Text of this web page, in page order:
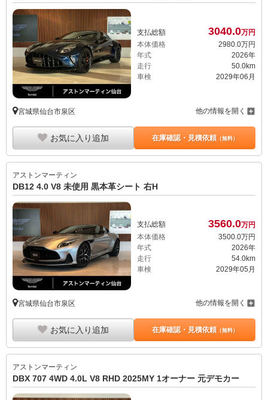
支払総額 3040.0万円
本体価格
2980.0万円
年式
2026年
走行
50.0km
車検
2029年06月
宮城県仙台市泉区 他の情報を開く
お気に入り追加 在庫確認・見積依頼（無料）
アストンマーティン
DB12 4.0 V8 未使用 黒本革シート 右H
支払総額 3560.0万円
本体価格
3500. 0万円
年式
2026年
走行
54.0km
車検
2029年05月
宮城県仙台市泉区 他の情報を開く
お気に入り追加 在庫確認・見積依頼（無料）
アストンマーティン
DBX 707 4WD 4.0L V8 RHD 2025MY 1オーナー 元デモカー